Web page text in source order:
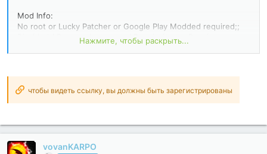
Mod Info:
No root or Lucky Patcher or Google Play Modded required;;
Disabled / Removed unwanted Permissions + Receivers +
Debug code removed;
Remove default .source tags name of the corresponding java
Languages: Full Multi Languages;
CPUs: armeabi-v7a...
Нажмите, чтобы раскрыть...
чтобы видеть ссылку, вы должны быть зарегистрированы
vovanKARPO